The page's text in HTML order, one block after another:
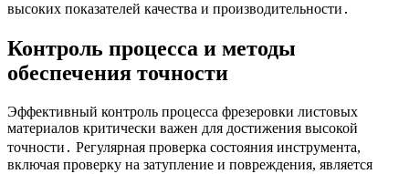
высоких показателей качества и производительности․
Контроль процесса и методы
обеспечения точности
Эффективный контроль процесса фрезеровки листовых
материалов критически важен для достижения высокой
точности․ Регулярная проверка состояния инструмента,
включая проверку на затупление и повреждения, является